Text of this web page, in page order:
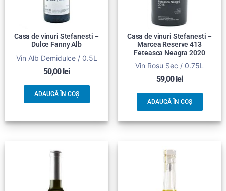
Casa de vinuri Stefanesti –
Dulce Fanny Alb
Vin Alb Demidulce / 0.5L
50,00 lei
ADAUGĂ ÎN COȘ
Casa de vinuri Stefanesti –
Marcea Reserve 413
Feteasca Neagra 2020
Vin Rosu Sec / 0.75L
59,00 lei
ADAUGĂ ÎN COȘ